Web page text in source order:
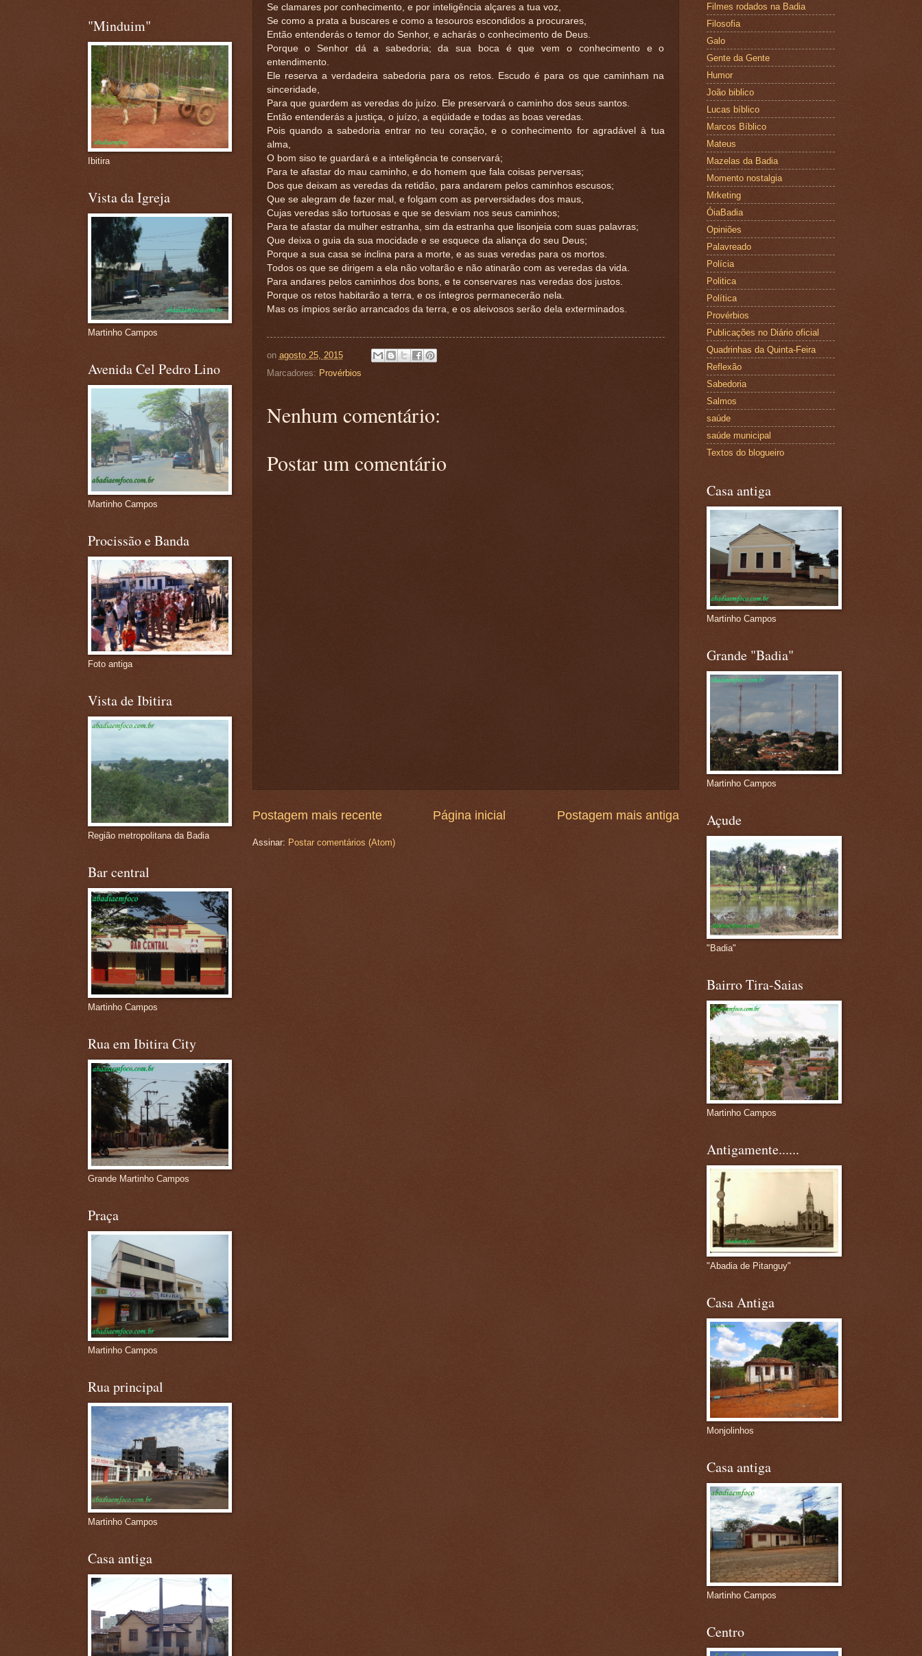
Se clamares por conhecimento, e por inteligência alçares a tua voz,
Se como a prata a buscares e como a tesouros escondidos a procurares,
Então entenderás o temor do Senhor, e acharás o conhecimento de Deus.
Porque o Senhor dá a sabedoria; da sua boca é que vem o conhecimento e o
entendimento.
Ele reserva a verdadeira sabedoria para os retos. Escudo é para os que caminham na
sinceridade,
Para que guardem as veredas do juízo. Ele preservará o caminho dos seus santos.
Então entenderás a justiça, o juízo, a eqüidade e todas as boas veredas.
Pois quando a sabedoria entrar no teu coração, e o conhecimento for agradável à tua
alma,
O bom siso te guardará e a inteligência te conservará;
Para te afastar do mau caminho, e do homem que fala coisas perversas;
Dos que deixam as veredas da retidão, para andarem pelos caminhos escusos;
Que se alegram de fazer mal, e folgam com as perversidades dos maus,
Cujas veredas são tortuosas e que se desviam nos seus caminhos;
Para te afastar da mulher estranha, sim da estranha que lisonjeia com suas palavras;
Que deixa o guia da sua mocidade e se esquece da aliança do seu Deus;
Porque a sua casa se inclina para a morte, e as suas veredas para os mortos.
Todos os que se dirigem a ela não voltarão e não atinarão com as veredas da vida.
Para andares pelos caminhos dos bons, e te conservares nas veredas dos justos.
Porque os retos habitarão a terra, e os íntegros permanecerão nela.
Mas os ímpios serão arrancados da terra, e os aleivosos serão dela exterminados.
on agosto 25, 2015
Marcadores: Provérbios
Nenhum comentário:
Postar um comentário
Postagem mais recente Postagem mais antiga
Página inicial
Assinar: Postar comentários (Atom)
"Minduim"
Ibitira
Vista da Igreja
Martinho Campos
Avenida Cel Pedro Lino
Martinho Campos
Procissão e Banda
Foto antiga
Vista de Ibitira
Região metropolitana da Badia
Bar central
Martinho Campos
Rua em Ibitira City
Grande Martinho Campos
Praça
Martinho Campos
Rua principal
Martinho Campos
Casa antiga
Filmes rodados na Badia
Filosofia
Galo
Gente da Gente
Humor
João biblico
Lucas bíblico
Marcos Bíblico
Mateus
Mazelas da Badia
Momento nostalgia
Mrketing
ÓiaBadia
Opiniões
Palavreado
Polícia
Politica
Política
Provérbios
Publicações no Diário oficial
Quadrinhas da Quinta-Feira
Reflexão
Sabedoria
Salmos
saúde
saúde municipal
Textos do blogueiro
Casa antiga
Martinho Campos
Grande "Badia"
Martinho Campos
Açude
"Badia"
Bairro Tira-Saias
Martinho Campos
Antigamente......
"Abadia de Pitanguy"
Casa Antiga
Monjolinhos
Casa antiga
Martinho Campos
Centro